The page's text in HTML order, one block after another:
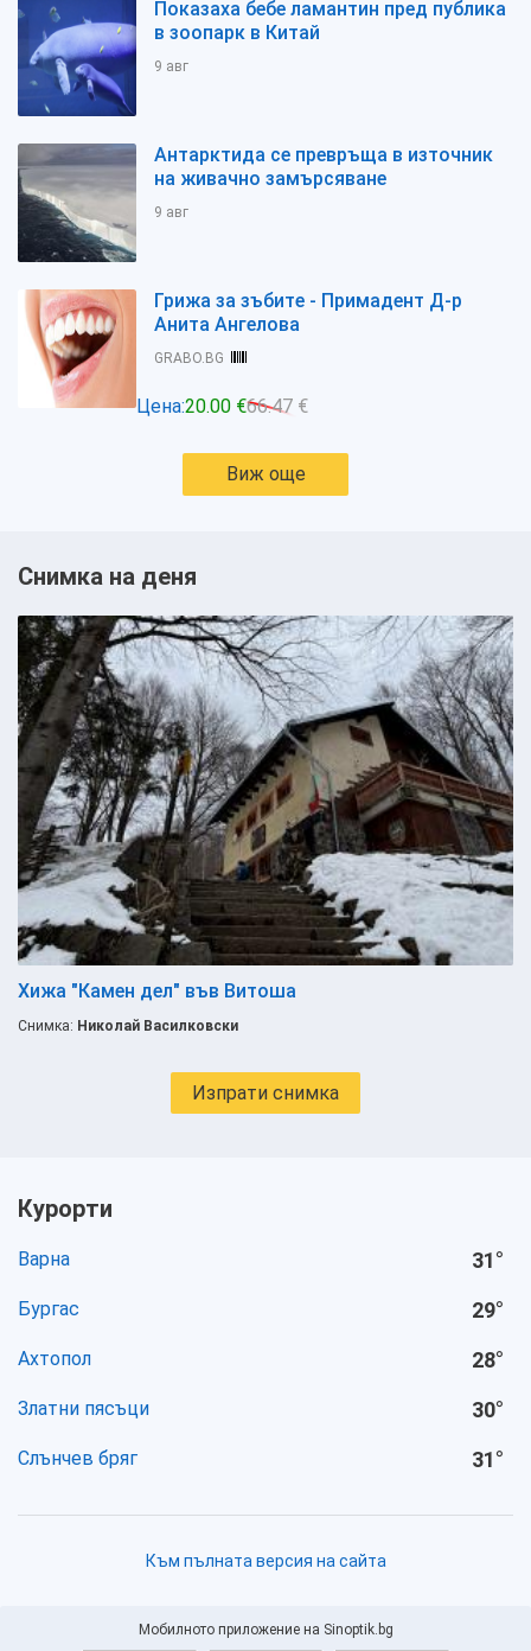
Показаха бебе ламантин пред публика
в зоопарк в Китай
9 авг
Антарктида се превръща в източник
на живачно замърсяване
9 авг
Грижа за зъбите - Примадент Д-р
Анита Ангелова
GRABO.BG
Цена:20.00 €66.47 €
Виж още
Снимка на деня
Хижа "Камен дел" във Витоша
Снимка: Николай Василковски
Изпрати снимка
Курорти
Варна 31°
Бургас 29°
Ахтопол 28°
Златни пясъци 30°
Слънчев бряг 31°
Към пълната версия на сайта
Мобилното приложение на Sinoptik.bg